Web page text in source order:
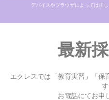
デバイスやブラウザによっては正
最新
エクレスでは「教育実習」「保
す
お電話にてお申